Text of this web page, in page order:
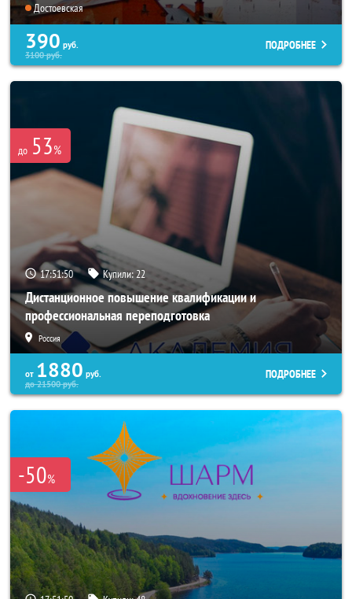
Достоевская
390 руб.
3100руб.
ПОДРОБНЕЕ
до 53%
17:51:47 Купили:22
Дистанционное повышение квалификации и
профессиональная переподготовка
Россия
от 1880 руб.
до21500руб.
ПОДРОБНЕЕ
-50%